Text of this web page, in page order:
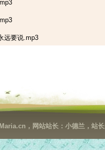
远要说.mp3
相连.mp3
连.mp3
平安安.mp3，网站站长：小德兰，